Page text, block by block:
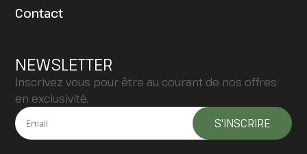
Contact
NEWSLETTER
Inscrivez vous pour être au courant de nos offres
en exclusivité.